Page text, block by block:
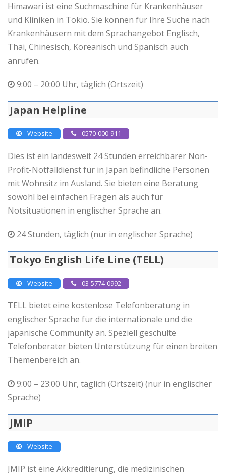
Himawari ist eine Suchmaschine für Krankenhäuser
und Kliniken in Tokio. Sie können für Ihre Suche nach
Krankenhäusern mit dem Sprachangebot Englisch,
Thai, Chinesisch, Koreanisch und Spanisch auch
anrufen.
9:00 – 20:00 Uhr, täglich (Ortszeit)
Japan Helpline
Website 0570-000-911
Dies ist ein landesweit 24 Stunden erreichbarer Non-
Profit-Notfalldienst für in Japan befindliche Personen
mit Wohnsitz im Ausland. Sie bieten eine Beratung
sowohl bei einfachen Fragen als auch für
Notsituationen in englischer Sprache an.
24 Stunden, täglich (nur in englischer Sprache)
Tokyo English Life Line (TELL)
Website 03-5774-0992
TELL bietet eine kostenlose Telefonberatung in
englischer Sprache für die internationale und die
japanische Community an. Speziell geschulte
Telefonberater bieten Unterstützung für einen breiten
Themenbereich an.
9:00 – 23:00 Uhr, täglich (Ortszeit) (nur in englischer
Sprache)
JMIP
Website
JMIP ist eine Akkreditierung, die medizinischen